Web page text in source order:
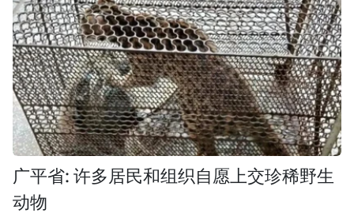
广平省: 许多居民和组织自愿上交珍稀野生
动物